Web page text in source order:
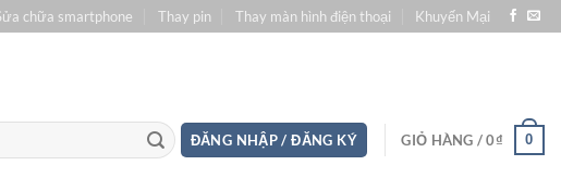
chữa smartphone Thay pin Thay màn hình điện thoại Khuyến Mại
ĐĂNG NHẬP / ĐĂNG KÝ GIỎ HÀNG /0₫ 0